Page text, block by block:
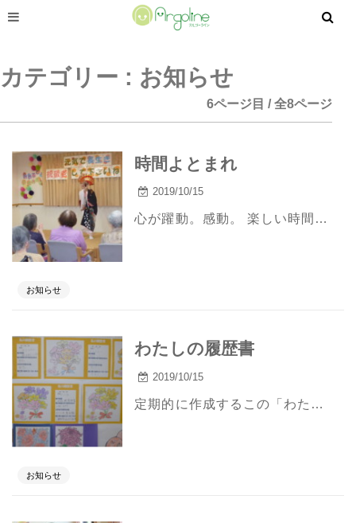
カテゴリー : お知らせ
6ページ目 / 全8ページ
時間よとまれ
2019/10/15
心が躍動。感動。 楽しい時間って あっという間なんです。 だからこの瞬間を 心にしっかり 刻みます。
お知らせ
わたしの履歴書
2019/10/15
定期的に作成するこの「わたしの履歴書」 思い出をたどり 文字に残す。 たどる途中であふれだす記憶。 これまでに記したものを集めると 自分史のできあがり！！
お知らせ